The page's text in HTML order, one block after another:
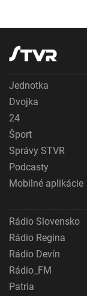
Jednotka
Dvojka
24
Šport
Správy STVR
Podcasty
Mobilné aplikácie
Rádio Slovensko
Rádio Regina
Rádio Devín
Rádio_FM
Patria